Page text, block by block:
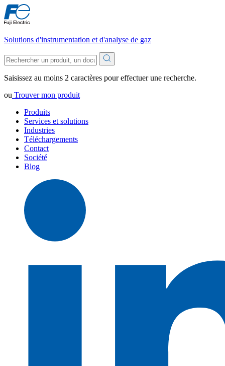
Solutions d'instrumentation et d'analyse de gaz
Saisissez au moins 2 caractères pour effectuer une recherche.
ou Trouver mon produit
Produits
Services et solutions
Industries
Téléchargements
Contact
Société
Blog